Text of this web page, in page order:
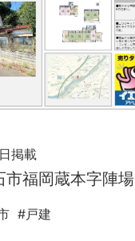
掲載
市福岡蔵本字陣場
#戸建